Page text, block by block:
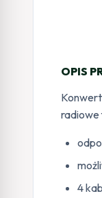
OPIS
radiowe
4